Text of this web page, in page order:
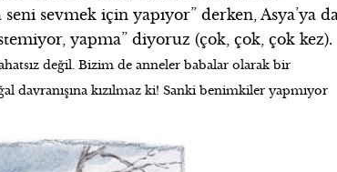
sevmek için yapıyor” derken, Asya’ya
yapma” diyoruz (çok, çok, çok kez).
değil. Bizim de anneler babalar olarak bir
davranışına kızılmaz ki! Sanki benimkiler yapmıyor